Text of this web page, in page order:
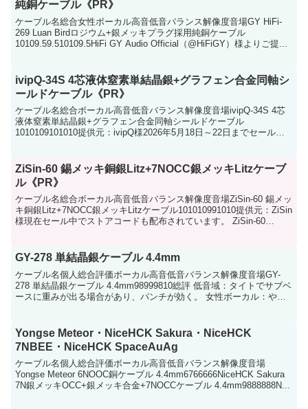
純銅ケーブル《PR》
ケーブル名総合女性ボーカル高音低音バランス解像度音場GY HiFi-
269 Luan Birdロジウム+銀メッキプラグ採用純銅ケーブル
10109.59.510109.5HiFi GY Audio Official（@HiFiGY）様よりご提...
ivipQ-34S 4芯液体窒素単結晶銀+グラフェン合金同軸シ
ールドケーブル《PR》
ケーブル名総合ボーカル高音低音バランス解像度音場ivipQ-34S 4芯
液体窒素単結晶銀+グラフェン合金同軸シールドケーブル
1010109101010提供元：ivipQ様2026年5月18日～22日までセール中
ZiSin-60 錫メッキ銅銀Litz+7NOCC銀メッキLitzケーブ
ル《PR》
ケーブル名総合ボーカル高音低音バランス解像度音場ZiSin-60 錫メッ
キ銅銀Litz+7NOCC銀メッキLitzケーブル101010991010提供元：ZiSin
様現在セール中でストアコードも配布されています。 ZiSin-60
GY-278 単結晶銀ケーブル 4.4mm
ケーブル名個人総合評価ボーカル高音低音バランス解像度音場GY-
278 単結晶銀ケーブル 4.4mm98999810総評 低音域：タイトでサブベ
ースに重みが出る場合があり、パンチが効く。 女性ボーカル：やや
Yongse Meteor・NiceHCK Sakura・NiceHCK
7NBEE・NiceHCK SpaceAuAg
ケーブル名個人総合評価ボーカル高音低音バランス解像度音場
Yongse Meteor 6NOOC銅ケーブル 4.4mm6766666NiceHCK Sakura
7N銀メッキOCC+銀メッキ合金+7NOCCケーブル 4.4mm9888888N...